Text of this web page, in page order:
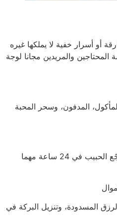
أو أسرار خفية لا يملكها غيره
المحتاجين والمريدين مجانا لوجة
المدفون، وسحر المحبة
يستخدم اقوى ملوك الجان: “نرجّع الحبيب في 24 ساعة مهما
المسدودة، وتنزيل البركة في